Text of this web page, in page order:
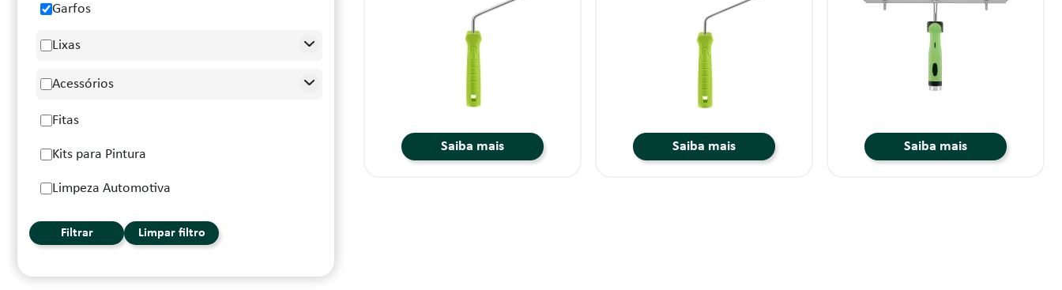
Garfos
Lixas
Acessórios
Fitas
Kits para Pintura
Limpeza Automotiva
Filtrar Limpar filtro
Saiba mais Saiba mais Saiba mais